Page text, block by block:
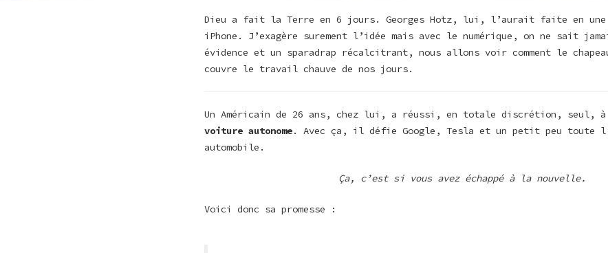
Dieu a fait la Terre en 6 jours. Georges Hotz, lui, l’aurait faite en une
iPhone. J’exagère surement l’idée mais avec le numérique, on ne sait
évidence et un sparadrap récalcitrant, nous allons voir comment le
couvre le travail chauve de nos jours.
Un Américain de 26 ans, chez lui, a réussi, en totale discrétion, seul, à
voiture autonome. Avec ça, il défie Google, Tesla et un petit peu toute
automobile.
Ça, c’est si vous avez échappé à la nouvelle.
Voici donc sa promesse :